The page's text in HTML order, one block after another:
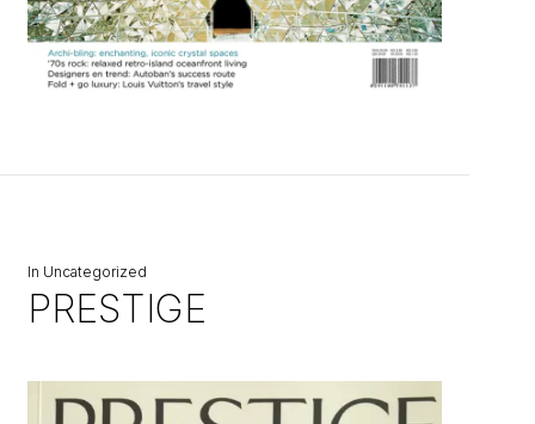
In Uncategorized
PRESTIGE